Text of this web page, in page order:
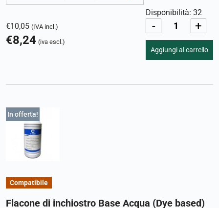
€10,05 (IVA incl.)
€8,24 (iva escl.)
Disponibilità: 32
- +
Aggiungi al carrello
In offerta!
Compatibile
Flacone di inchiostro Base Acqua (Dye based)